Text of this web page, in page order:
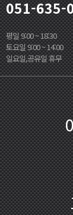
051-635-
평일 9:00 ~ 18:30
토요일 9:00 ~ 14:00
일요일,공유일 휴무